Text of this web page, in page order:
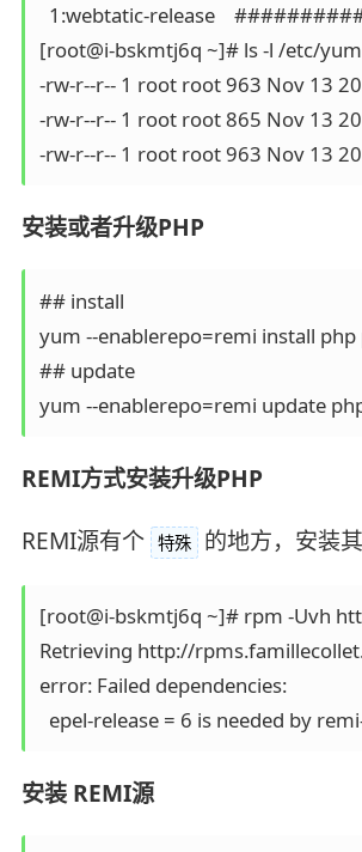
1:webtatic-release
[root@i-bskmtj6q ~]# ls -l /etc/
-rw-r--r-- 1 root root 963 Nov 13
-rw-r--r-- 1 root root 865 Nov 13
-rw-r--r-- 1 root root 963 Nov 13
安装或者升级PHP
## install
yum --enablerepo=remi install
## update
yum --enablerepo=remi update
REMI方式安装升级PHP
REMI源有个 特殊 的地方，安装
[root@i-bskmtj6q ~]# rpm -Uvh
Retrieving http://
error: Failed dependencies:
epel-release = 6 is needed by
安装 REMI源